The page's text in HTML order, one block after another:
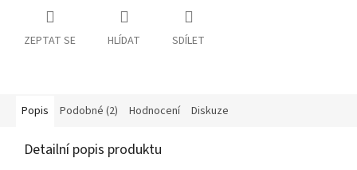
ZEPTAT SE HLÍDAT SDÍLET
Popis Podobné (2) Hodnocení Diskuze
Detailní popis produktu